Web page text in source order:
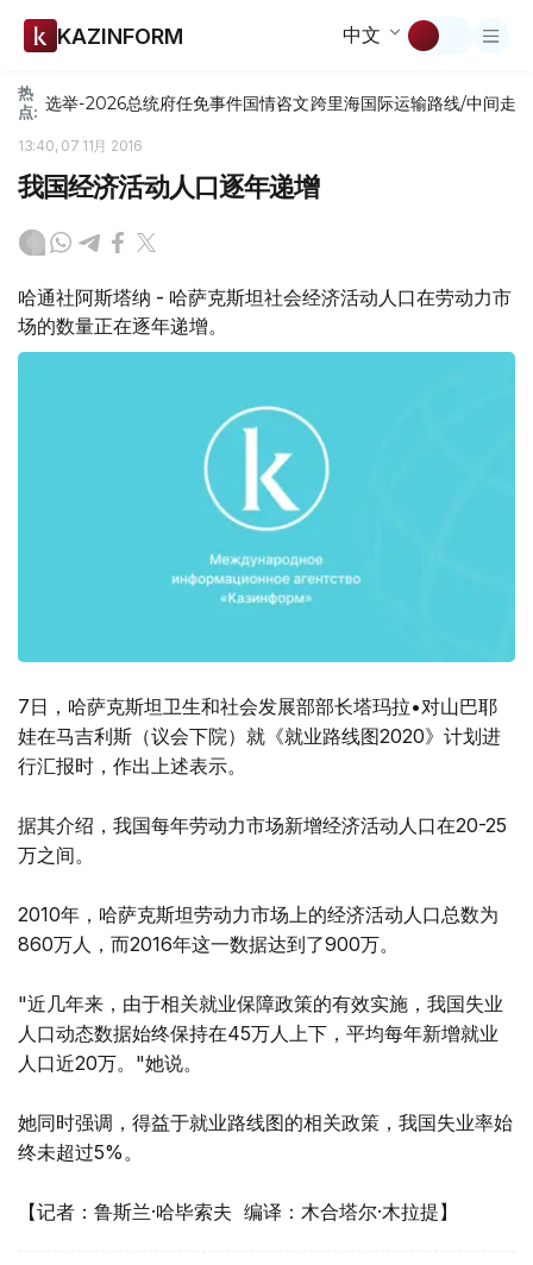
KAZINFORM 中文
热
点: 选举-2026总统府任免事件国情咨文跨里海国际运输路线/中间走廊
13:40, 07 11月 2016
我国经济活动人口逐年递增
哈通社阿斯塔纳 - 哈萨克斯坦社会经济活动人口在劳动力市
场的数量正在逐年递增。
7日，哈萨克斯坦卫生和社会发展部部长塔玛拉•对山巴耶
娃在马吉利斯（议会下院）就《就业路线图2020》计划进
行汇报时，作出上述表示。
据其介绍，我国每年劳动力市场新增经济活动人口在20-25
万之间。
2010年，哈萨克斯坦劳动力市场上的经济活动人口总数为
860万人，而2016年这一数据达到了900万。
"近几年来，由于相关就业保障政策的有效实施，我国失业
人口动态数据始终保持在45万人上下，平均每年新增就业
人口近20万。"她说。
她同时强调，得益于就业路线图的相关政策，我国失业率始
终未超过5%。
【记者：鲁斯兰·哈毕索夫 编译：木合塔尔·木拉提】